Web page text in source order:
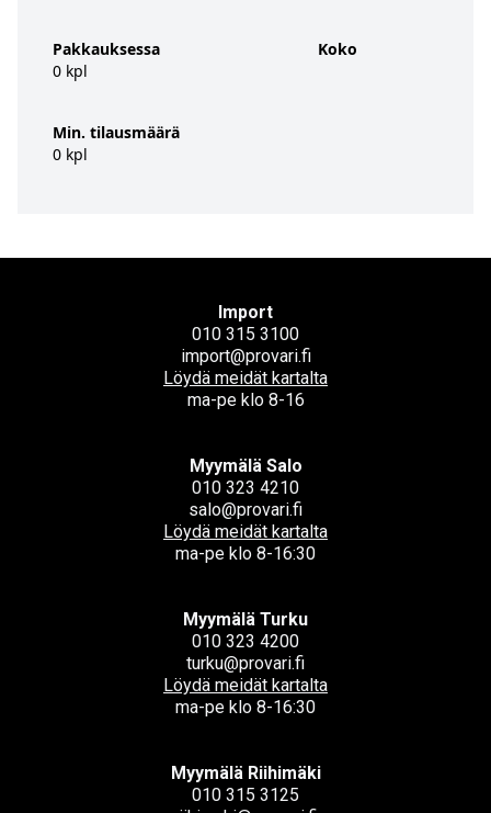
Pakkauksessa
0 kpl
Min. tilausmäärä
0 kpl
Koko
Import
010 315 3100
import@provari.fi
Löydä meidät kartalta
ma-pe klo 8-16
Myymälä Salo
010 323 4210
salo@provari.fi
Löydä meidät kartalta
ma-pe klo 8-16:30
Myymälä Turku
010 323 4200
turku@provari.fi
Löydä meidät kartalta
ma-pe klo 8-16:30
Myymälä Riihimäki
010 315 3125